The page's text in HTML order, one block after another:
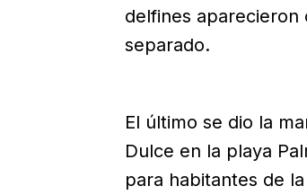
delfines
separado.
El último se dio la
Dulce en la playa
para habitantes de